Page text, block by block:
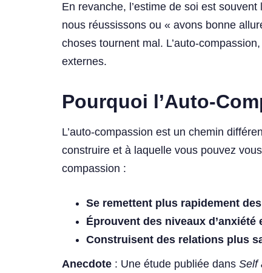
En revanche, l’estime de soi est
nous réussissons ou « avons bonne
choses tournent mal. L’auto-
externes.
Pourquoi l’Auto-
L’auto-compassion est un chemin
construire et à laquelle vous pouvez
compassion :
Se remettent plus rapidement
Éprouvent des niveaux
Construisent des relations plus
Anecdote : Une étude publiée dans Self